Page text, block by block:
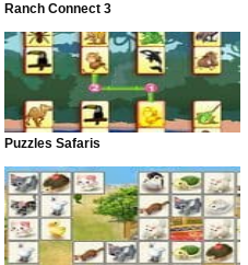
Ranch Connect 3
Puzzles Safaris